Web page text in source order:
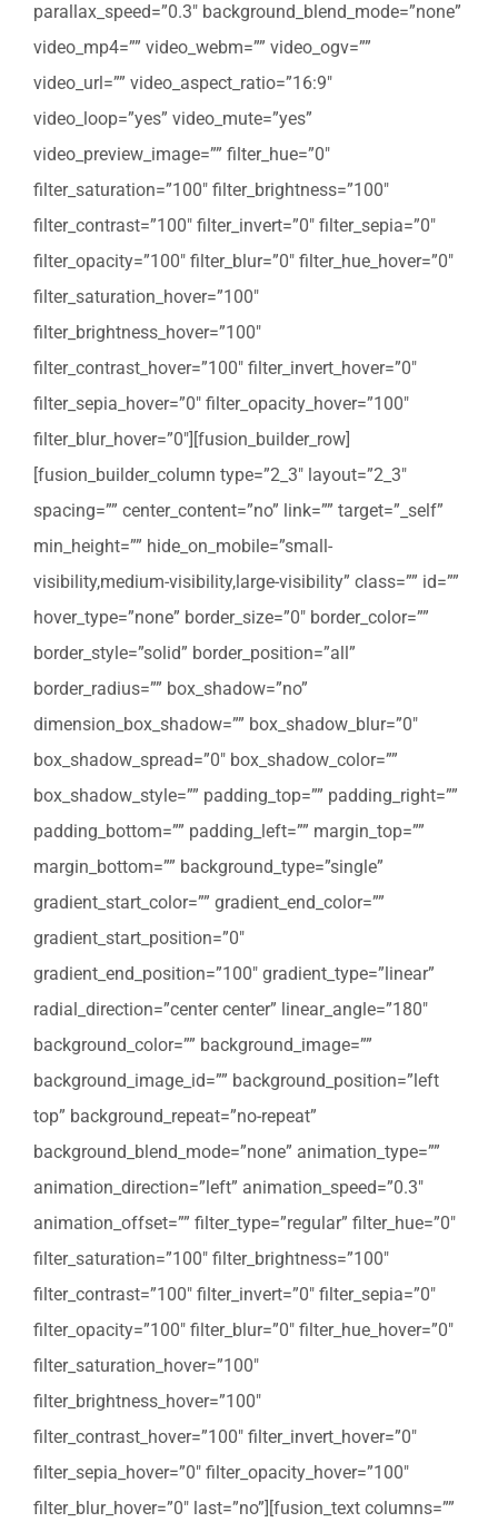
parallax_speed=”0.3″ background_blend_mode=”none”
video_mp4=”” video_webm=”” video_ogv=””
video_url=”” video_aspect_ratio=”16:9″
video_loop=”yes” video_mute=”yes”
video_preview_image=”” filter_hue=”0″
filter_saturation=”100″ filter_brightness=”100″
filter_contrast=”100″ filter_invert=”0″ filter_sepia=”0″
filter_opacity=”100″ filter_blur=”0″ filter_hue_hover=”0″
filter_saturation_hover=”100″
filter_brightness_hover=”100″
filter_contrast_hover=”100″ filter_invert_hover=”0″
filter_sepia_hover=”0″ filter_opacity_hover=”100″
filter_blur_hover=”0″][fusion_builder_row]
[fusion_builder_column type=”2_3″ layout=”2_3″
spacing=”” center_content=”no” link=”” target=”_self”
min_height=”” hide_on_mobile=”small-
visibility,medium-visibility,large-visibility” class=”” id=””
hover_type=”none” border_size=”0″ border_color=””
border_style=”solid” border_position=”all”
border_radius=”” box_shadow=”no”
dimension_box_shadow=”” box_shadow_blur=”0″
box_shadow_spread=”0″ box_shadow_color=””
box_shadow_style=”” padding_top=”” padding_right=””
padding_bottom=”” padding_left=”” margin_top=””
margin_bottom=”” background_type=”single”
gradient_start_color=”” gradient_end_color=””
gradient_start_position=”0″
gradient_end_position=”100″ gradient_type=”linear”
radial_direction=”center center” linear_angle=”180″
background_color=”” background_image=””
background_image_id=”” background_position=”left
top” background_repeat=”no-repeat”
background_blend_mode=”none” animation_type=””
animation_direction=”left” animation_speed=”0.3″
animation_offset=”” filter_type=”regular” filter_hue=”0″
filter_saturation=”100″ filter_brightness=”100″
filter_contrast=”100″ filter_invert=”0″ filter_sepia=”0″
filter_opacity=”100″ filter_blur=”0″ filter_hue_hover=”0″
filter_saturation_hover=”100″
filter_brightness_hover=”100″
filter_contrast_hover=”100″ filter_invert_hover=”0″
filter_sepia_hover=”0″ filter_opacity_hover=”100″
filter_blur_hover=”0″ last=”no”][fusion_text columns=””